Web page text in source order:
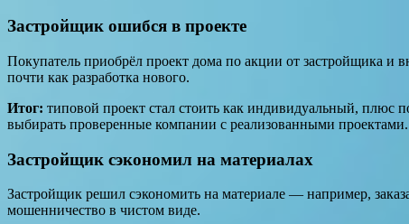
Застройщик ошибся в проекте
Покупатель приобрёл проект дома по акции от застройщика и
почти как разработка нового.
Итог: типовой проект стал стоить как индивидуальный, плюс
выбирать проверенные компании с реализованными проектами.
Застройщик сэкономил на материалах
Застройщик решил сэкономить на материале — например,
мошенничество в чистом виде.